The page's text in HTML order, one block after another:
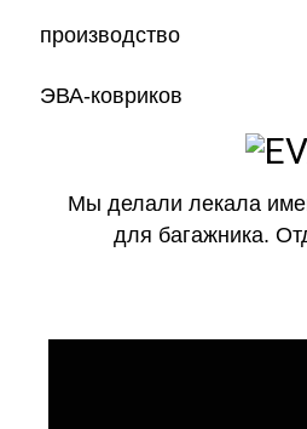
Мы делали лекала
для багажника.